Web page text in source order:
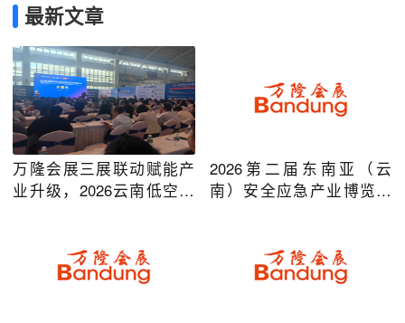
最新文章
万隆会展三展联动赋能产
业升级，2026云南低空经
2026第二届东南亚（云
南）安全应急产业博览会